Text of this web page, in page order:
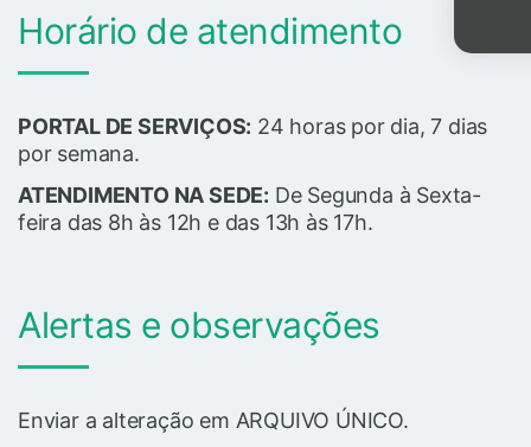
Horário de atendimento
PORTAL DE SERVIÇOS: 24 horas por dia, 7 dias
por semana.
ATENDIMENTO NA SEDE: De Segunda à Sexta-
feira das 8h às 12h e das 13h às 17h.
Alertas e observações
Enviar a alteração em ARQUIVO ÚNICO.